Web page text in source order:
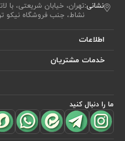
نشانی:تهران، خیابان شریعتی، با
نشاط، جنب فروشگاه نیکو تن پوش،
اطلاعات
خدمات مشتریان
ما را دنبال کنید